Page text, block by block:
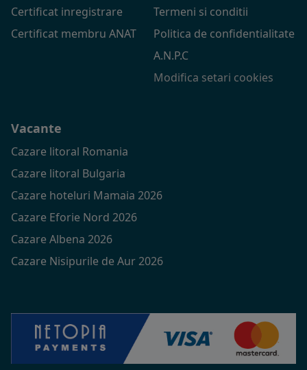
Certificat inregistrare
Certificat membru ANAT
Termeni si conditii
Politica de confidentialitate
A.N.P.C
Modifica setari cookies
Vacante
Cazare litoral Romania
Cazare litoral Bulgaria
Cazare hoteluri Mamaia 2026
Cazare Eforie Nord 2026
Cazare Albena 2026
Cazare Nisipurile de Aur 2026